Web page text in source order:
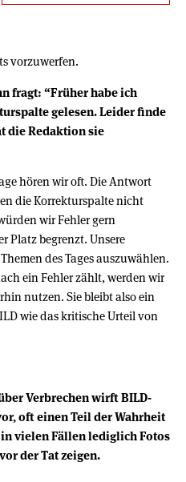
vorzuwerfen.
fragt: “Früher habe ich
gelesen. Leider finde
die Redaktion sie
hören wir oft. Die Antwort
die Korrekturspalte nicht
wir Fehler gern
Platz begrenzt. Unsere
des Tages auszuwählen.
ein Fehler zählt, werden wir
nutzen. Sie bleibt also ein
wie das kritische Urteil von
Verbrechen wirft BILD-
oft einen Teil der Wahrheit
vielen Fällen lediglich Fotos
der Tat zeigen.